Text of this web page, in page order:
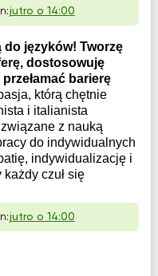
jutro o 14:00
do języków! Tworzę
dostosowuję
barierę
którą chętnie
i italianista
z nauką
do indywidualnych
indywidualizację i
czuł się
jutro o 14:00